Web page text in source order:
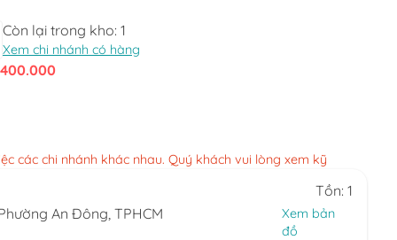
Còn lại trong kho: 1
Xem chi nhánh có hàng
400.000
các chi nhánh khác nhau. Quý khách vui lòng xem kỹ
Tồn: 1
An Đông, TPHCM
Xem bản
đồ